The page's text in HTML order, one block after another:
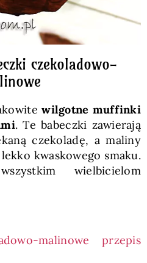
czekoladowo-
wilgotne muffinki
. Te babeczki zawierają
czekoladę, a maliny
kwaskowego smaku.
wielbicielom
malinowe przepis